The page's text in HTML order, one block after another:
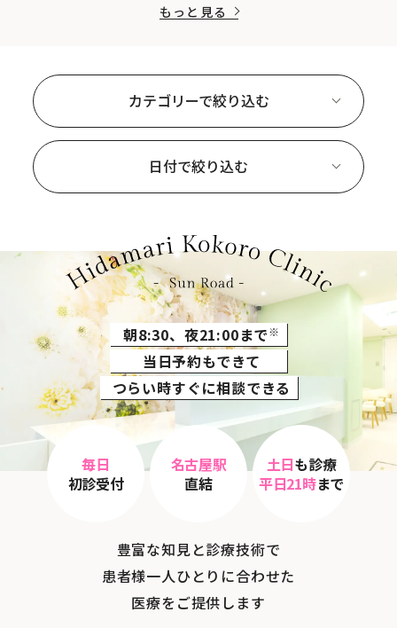
もっと見る
カテゴリーで絞り込む
日付で絞り込む
朝8:30、夜21:00まで※
当日予約もできて
つらい時すぐに相談できる
毎日
初診受付
名古屋駅
直結
土日も診療
平日21時まで
豊富な知見と診療技術で
患者様一人ひとりに合わせた
医療をご提供します